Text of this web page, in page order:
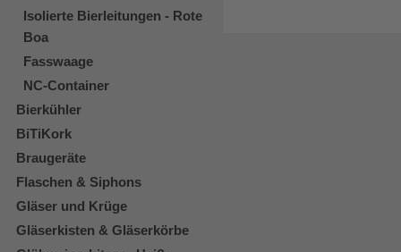
Isolierte Bierleitungen - Rote
Boa
Fasswaage
NC-Container
Bierkühler
BiTiKork
Braugeräte
Flaschen & Siphons
Gläser und Krüge
Gläserkisten & Gläserkörbe